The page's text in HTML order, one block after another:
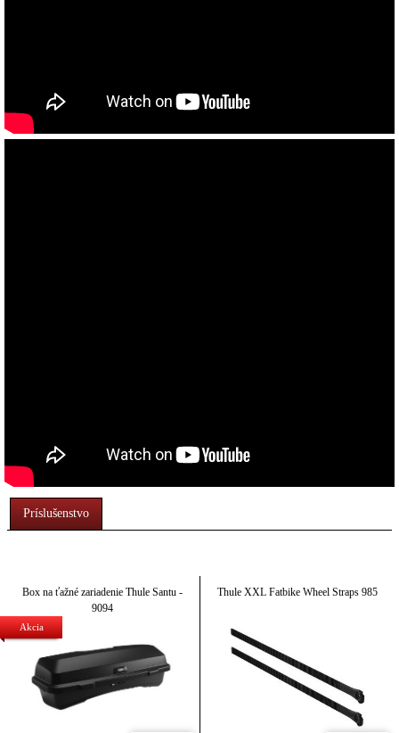
Príslušenstvo
Akcia
Box na ťažné zariadenie Thule Santu -
9094
Thule XXL Fatbike Wheel Straps 985